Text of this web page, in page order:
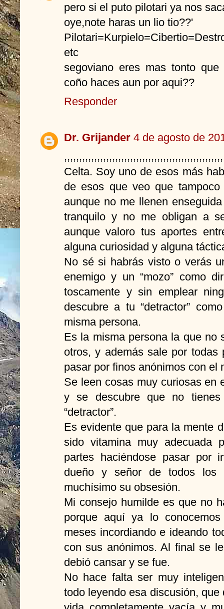
pero si el puto pilotari ya nos
oye,note haras un lio tio??'
etc
segoviano eres mas tonto
coño haces aun por aqui??
Responder
Dr. Grijander 4 de agosto de
Celta. Soy uno de esos más
de esos que veo que
aunque no me llenen
tranquilo y no me obligan a
aunque valoro tus aportes
alguna curiosidad y alguna
No sé si habrás visto o verás
enemigo y un “mozo” como
toscamente y sin emplear
descubre a tu “detractor”
misma persona.
Es la misma persona la que no
otros, y además sale por todas
pasar por finos anónimos con el
Se leen cosas muy curiosas en
y se descubre que no tienes
“detractor”.
Es evidente que para la mente
sido vitamina muy adecuada
partes haciéndose pasar por
dueño y señor de todos
muchísimo su obsesión.
Mi consejo humilde es que no
porque aquí ya lo
meses incordiando e ideando
con sus anónimos. Al final se
debió cansar y se fue.
No hace falta ser muy
todo leyendo esa discusión,